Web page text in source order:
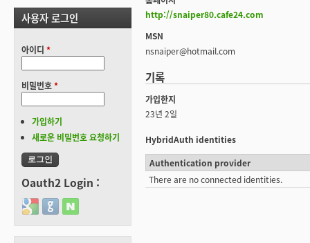
http://snaiper80.cafe24.com
MSN
nsnaiper@hotmail.com
기록
가입한지
23년 2일
HybridAuth identities
Authentication provider
There are no connected identities.
사용자 로그인
아이디 *
비밀번호*
가입하기
새로운 비밀번호 요청하기
Oauth2 Login :
Login with Google
Login with GitHub
Login with Naver